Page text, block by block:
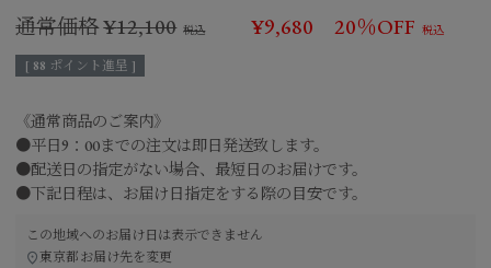
通常価格¥12,100 ¥9,680 20％OFF
[ 88 ポイント進呈 ]
《通常商品のご案内》
●平日9：00までの注文は即日発送致します。
●配送日の指定がない場合、最短日のお届けです。
●下記日程は、お届け日指定をする際の目安です。
この地域へのお届け日は表示できません
東京都お届け先を変更